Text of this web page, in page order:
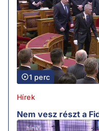
1 perc
Hírek
Nem vesz részt a